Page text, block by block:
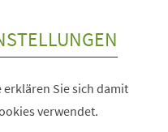
erklären Sie sich damit
verwendet.